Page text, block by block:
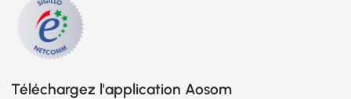
Téléchargez l'application Aosom